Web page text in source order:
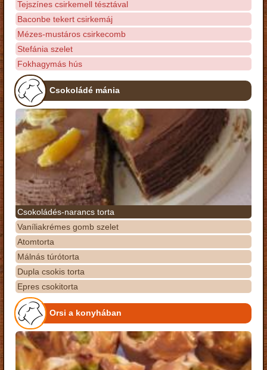
Tejszínes csirkemell tésztával
Baconbe tekert csirkemáj
Mézes-mustáros csirkecomb
Stefánia szelet
Fokhagymás hús
Csokoládé mánia
Csokoládés-narancs torta
Vaníliakrémes gomb szelet
Atomtorta
Málnás túrótorta
Dupla csokis torta
Epres csokitorta
Orsi a konyhában